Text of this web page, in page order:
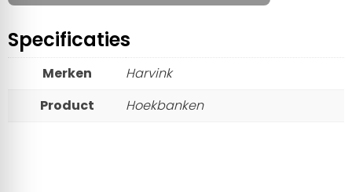
Specificaties
Merken
Harvink
Product
Hoekbanken